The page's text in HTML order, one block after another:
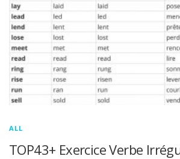
ALL
TOP43+ Exercice Verbe